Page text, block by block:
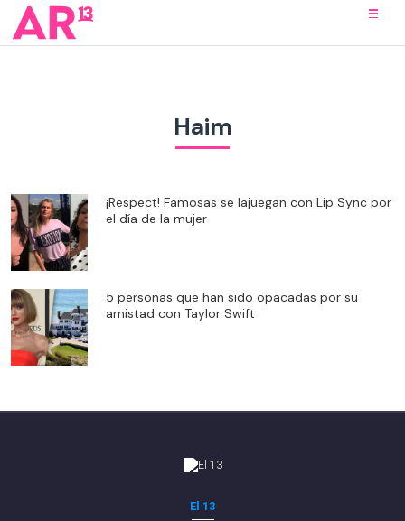
Haim
¡Respect! Famosas se lajuegan con Lip Sync por
el día de la mujer
5 personas que han sido opacadas por su
amistad con Taylor Swift
El 13